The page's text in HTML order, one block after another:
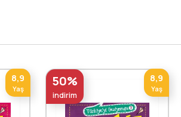
8,9
Yaş 50%
indirim
8,9
Yaş